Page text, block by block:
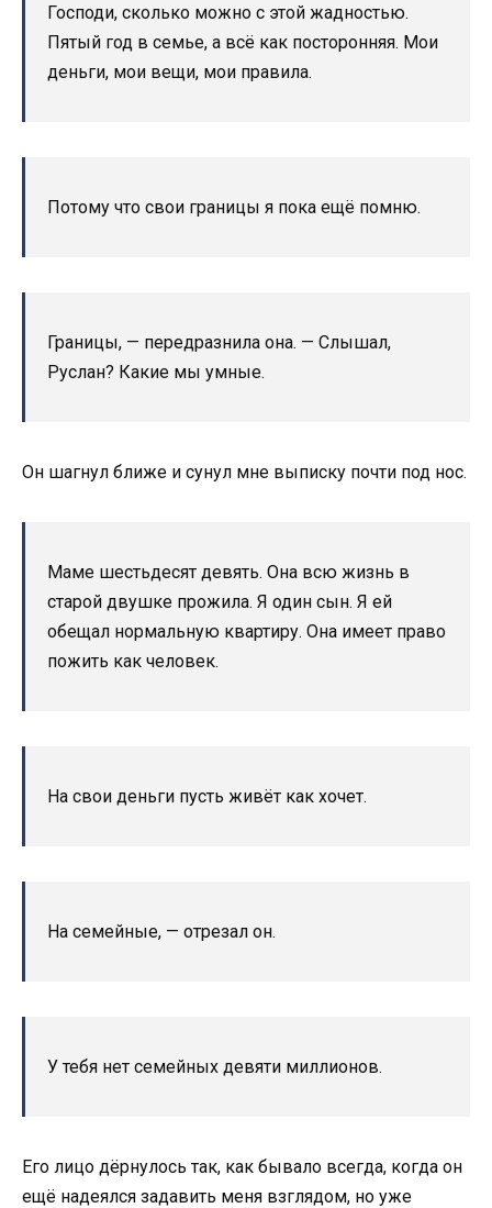
Господи, сколько можно с этой жадностью.
Пятый год в семье, а всё как посторонняя. Мои
деньги, мои вещи, мои правила.
Потому что свои границы я пока ещё помню.
Границы, — передразнила она. — Слышал,
Руслан? Какие мы умные.
Он шагнул ближе и сунул мне выписку почти под нос.
Маме шестьдесят девять. Она всю жизнь в
старой двушке прожила. Я один сын. Я ей
обещал нормальную квартиру. Она имеет право
пожить как человек.
На свои деньги пусть живёт как хочет.
На семейные, — отрезал он.
У тебя нет семейных девяти миллионов.
Его лицо дёрнулось так, как бывало всегда, когда он
ещё надеялся задавить меня взглядом, но уже